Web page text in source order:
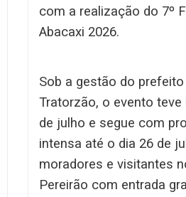
com a realização do 7º
Abacaxi 2026.
Sob a gestão do
Tratorzão, o evento
de julho e segue com
intensa até o dia 26 de
moradores e visitantes
Pereirão com entrada